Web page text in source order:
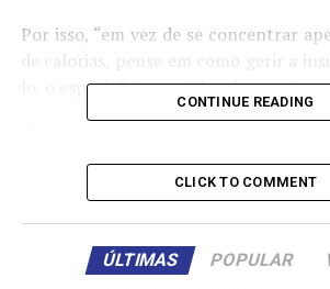
Por isso, “em vez de se concentrar
de calorias, pense em como gerir a
lo, o especialista partilhou ‘regras’ que
em 2025:
CONTINUE READING
CLICK TO COMMENT
ÚLTIMAS POPULAR